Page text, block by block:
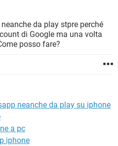
FACEBOOK
WHATSAPP
FACEBOOK
da play stpre perché
di Google ma una volta
posso fare?
neanche da play su iphone
a pc
iphone